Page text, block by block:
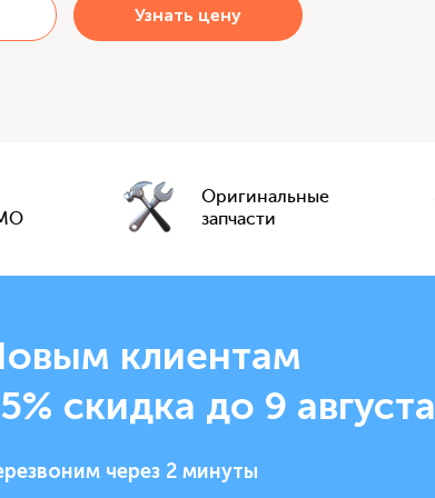
Оригинальные
запчасти
клиентам
скидка до 9 августа
через 2 минуты